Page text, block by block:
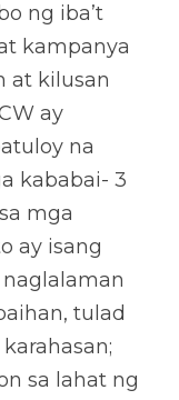
ng iba’t
kampanya
at kilusan
ay
na
kababai- 3
mga
ay isang
tulad
sa lahat ng